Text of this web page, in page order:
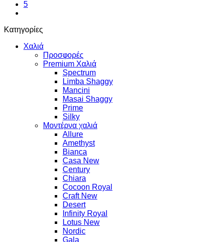
5
Κατηγορίες
Χαλιά
Προσφορές
Premium Χαλιά
Spectrum
Limba Shaggy
Mancini
Masai Shaggy
Prime
Silky
Μοντέρνα χαλιά
Allure
Amethyst
Bianca
Casa New
Century
Chiara
Cocoon Royal
Craft New
Desert
Infinity Royal
Lotus New
Nordic
Gala